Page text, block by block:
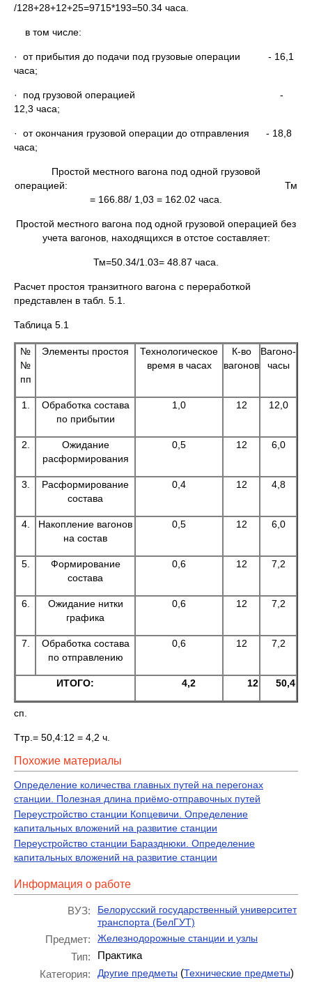
/128+28+12+25=9715*193=50.34 часа.
в том числе:
· от прибытия до подачи под грузовые операции - 16,1
часа;
· под грузовой операцией -
12,3 часа;
· от окончания грузовой операции до отправления - 18,8
часа;
Простой местного вагона под одной грузовой
операцией: Тм
= 166.88/ 1,03 = 162.02 часа.
Простой местного вагона под одной грузовой операцией без
учета вагонов, находящихся в отстое составляет:
Тм=50.34/1.03= 48.87 часа.
Расчет простоя транзитного вагона с переработкой
представлен в табл. 5.1.
Таблица 5.1
№
№
пп
Элементы простоя
Технологическое
время в часах
К-во
вагонов
Вагоно-
часы
1.
Обработка состава
по прибытии
1,0 12 12,0
2.
Ожидание
расформирования
0,5 12 6,0
3.
Расформирование
состава
0,4 12 4,8
4.
Накопление вагонов
на состав
0,5 12 6,0
5.
Формирование
состава
0,6 12 7,2
6.
Ожидание нитки
графика
0,6 12 7,2
7.
Обработка состава
по отправлению
0,6 12 7,2
ИТОГО: 4,2 12 50,4
сп.
Ттр.= 50,4:12 = 4,2 ч.
Похожие материалы
Определение количества главных путей на перегонах
станции. Полезная длина приёмо-отправочных путей
Переустройство станции Копцевичи. Определение
капитальных вложений на развитие станции
Переустройство станции Баразднюки. Определение
капитальных вложений на развитие станции
Информация о работе
ВУЗ:
Белорусский государственный университет
транспорта (БелГУТ)
Предмет: Железнодорожные станции и узлы
Тип:
Практика
Категория:
Другие предметы (Технические предметы)